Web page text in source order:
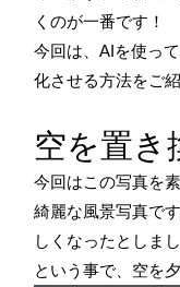
くのが一番です！
今回は、AIを使っ
化させる方法をご紹
空を置き
今回はこの写真を
綺麗な風景写真で
しくなったとしまし
という事で、空を